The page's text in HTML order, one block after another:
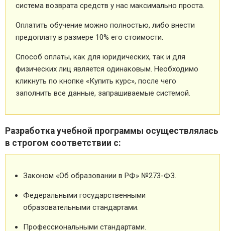
система возврата средств у нас максимально проста.
Оплатить обучение можно полностью, либо внести
предоплату в размере 10% его стоимости.
Способ оплаты, как для юридических, так и для
физических лиц является одинаковым. Необходимо
кликнуть по кнопке «Купить курс», после чего
заполнить все данные, запрашиваемые системой.
Разработка учебной программы осуществлялась
в строгом соответствии с:
Законом «Об образовании в РФ» №273-ФЗ.
Федеральными государственными
образовательными стандартами.
Профессиональными стандартами.